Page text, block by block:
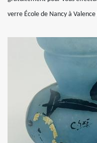
verre École de Nancy à